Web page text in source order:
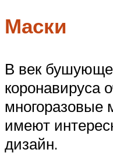
Маски
В век
коронавируса
многоразовые
имеют
дизайн.